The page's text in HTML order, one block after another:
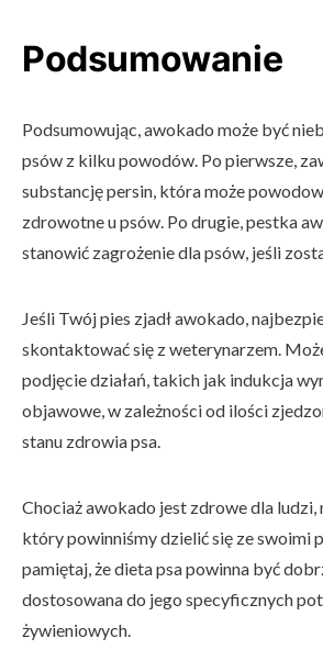
Podsumowanie
Podsumowując, awokado może być
psów z kilku powodów. Po pierwsze,
substancję persin, która może
zdrowotne u psów. Po drugie, pestka
stanowić zagrożenie dla psów, jeśli
Jeśli Twój pies zjadł awokado,
skontaktować się z weterynarzem.
podjęcie działań, takich jak indukcja
objawowe, w zależności od ilości
stanu zdrowia psa.
Chociaż awokado jest zdrowe dla ludzi,
który powinniśmy dzielić się ze swoimi
pamiętaj, że dieta psa powinna być
dostosowana do jego specyficznych
żywieniowych.